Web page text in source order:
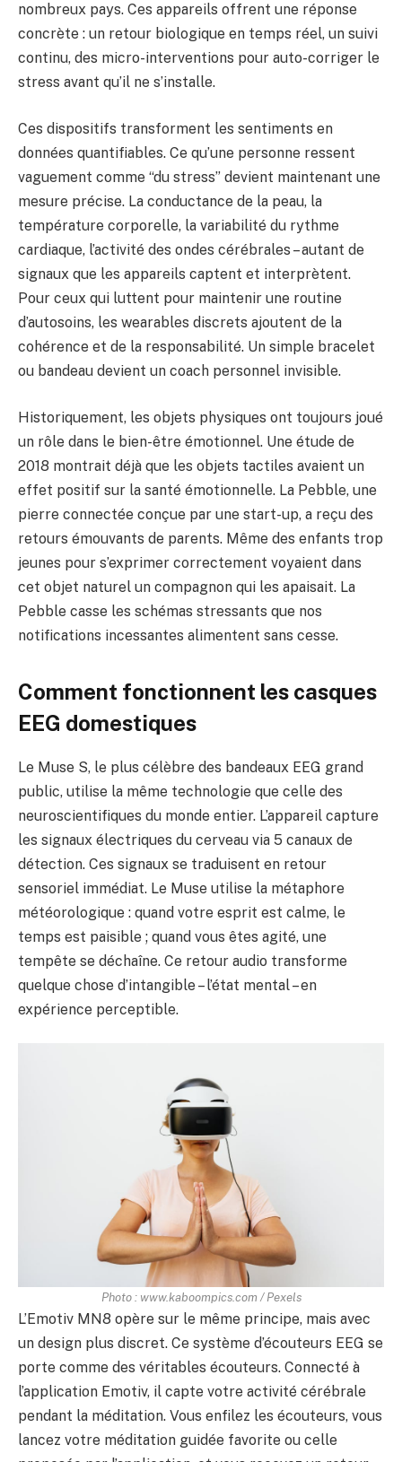
nombreux pays. Ces appareils offrent une réponse
concrète : un retour biologique en temps réel, un suivi
continu, des micro-interventions pour auto-corriger le
stress avant qu’il ne s’installe.
Ces dispositifs transforment les sentiments en
données quantifiables. Ce qu’une personne ressent
vaguement comme “du stress” devient maintenant une
mesure précise. La conductance de la peau, la
température corporelle, la variabilité du rythme
cardiaque, l’activité des ondes cérébrales – autant de
signaux que les appareils captent et interprètent.
Pour ceux qui luttent pour maintenir une routine
d’autosoins, les wearables discrets ajoutent de la
cohérence et de la responsabilité. Un simple bracelet
ou bandeau devient un coach personnel invisible.
Historiquement, les objets physiques ont toujours joué
un rôle dans le bien-être émotionnel. Une étude de
2018 montrait déjà que les objets tactiles avaient un
effet positif sur la santé émotionnelle. La Pebble, une
pierre connectée conçue par une start-up, a reçu des
retours émouvants de parents. Même des enfants trop
jeunes pour s’exprimer correctement voyaient dans
cet objet naturel un compagnon qui les apaisait. La
Pebble casse les schémas stressants que nos
notifications incessantes alimentent sans cesse.
Comment fonctionnent les casques
EEG domestiques
Le Muse S, le plus célèbre des bandeaux EEG grand
public, utilise la même technologie que celle des
neuroscientifiques du monde entier. L’appareil capture
les signaux électriques du cerveau via 5 canaux de
détection. Ces signaux se traduisent en retour
sensoriel immédiat. Le Muse utilise la métaphore
météorologique : quand votre esprit est calme, le
temps est paisible ; quand vous êtes agité, une
tempête se déchaîne. Ce retour audio transforme
quelque chose d’intangible – l’état mental – en
expérience perceptible.
Photo : www.kaboompics.com / Pexels
L’Emotiv MN8 opère sur le même principe, mais avec
un design plus discret. Ce système d’écouteurs EEG se
porte comme des véritables écouteurs. Connecté à
l’application Emotiv, il capte votre activité cérébrale
pendant la méditation. Vous enfilez les écouteurs, vous
lancez votre méditation guidée favorite ou celle